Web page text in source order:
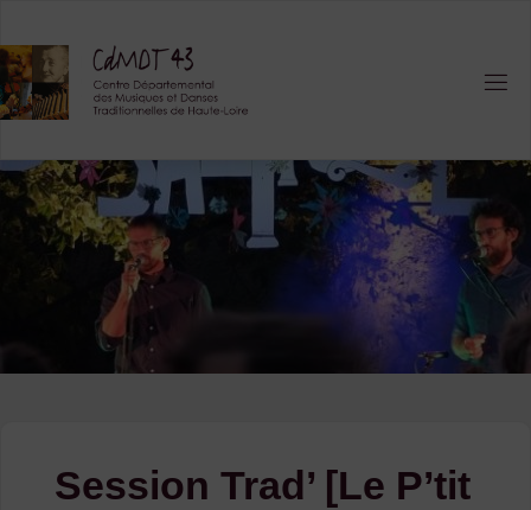
content
Session Trad’ [Le P’tit